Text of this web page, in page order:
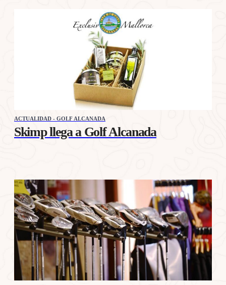
ACTUALIDAD - GOLF ALCANADA
Skimp llega a Golf Alcanada